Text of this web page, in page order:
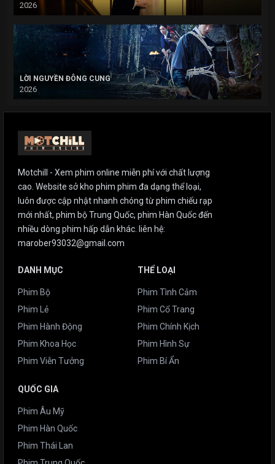
2026
LỜI NGUYỀN ĐÔNG CUNG
2026
Motchill - Xem phim online miễn phí với chất lượng
cao. Website sở kho phim phim đa dạng thể loại,
luôn được cập nhật nhanh chóng từ phim chiếu rạp
mới nhất, phim bộ Trung Quốc, phim Hàn Quốc đến
nhiều dòng phim hấp dẫn khác. liên hệ:
marober93032@gmail.com
DANH MỤC
Phim Bộ
Phim Lẻ
Phim Hành Động
Phim Khoa Học
Phim Viễn Tưởng
THỂ LOẠI
Phim Tình Cảm
Phim Cổ Trang
Phim Chính Kịch
Phim Hình Sự
Phim Bí Ẩn
QUỐC GIA
Phim Âu Mỹ
Phim Hàn Quốc
Phim Thái Lan